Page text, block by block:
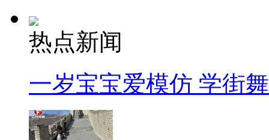
热点新闻
一岁宝宝爱模仿 学街